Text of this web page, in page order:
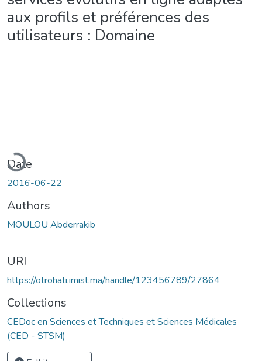
aux profils et préférences des
utilisateurs : Domaine
Date
2016-06-22
Authors
MOULOU Abderrakib
URI
https://otrohati.imist.ma/handle/123456789/27864
Collections
CEDoc en Sciences et Techniques et Sciences Médicales
(CED - STSM)